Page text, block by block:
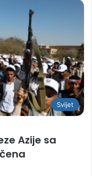
Svijet
Azije sa